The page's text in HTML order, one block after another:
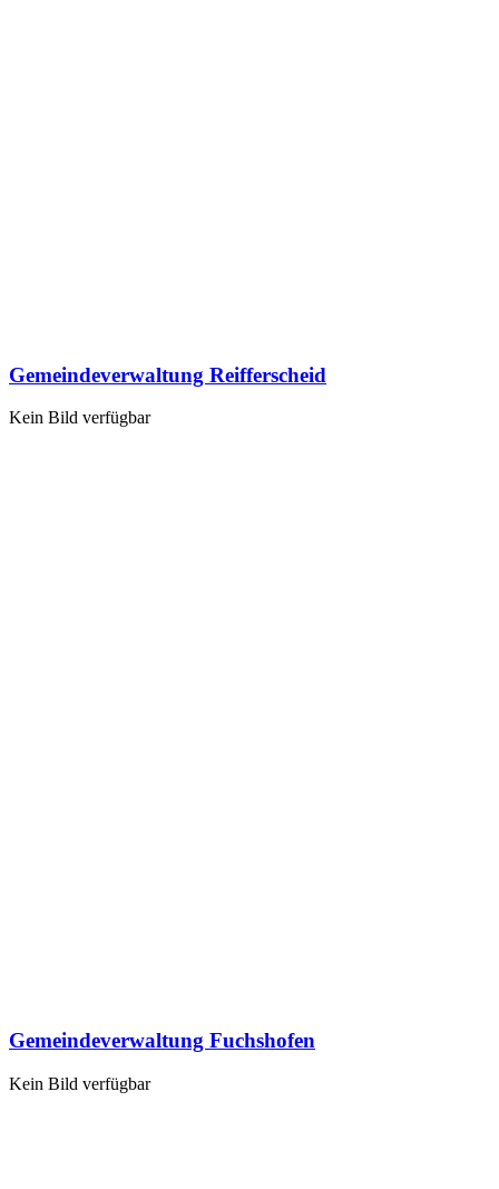
Gemeindeverwaltung Reifferscheid
Kein Bild verfügbar
Gemeindeverwaltung Fuchshofen
Kein Bild verfügbar